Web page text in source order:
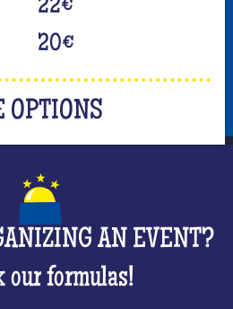
22€
20€
OPTIONS
AN EVENT?
our formulas!